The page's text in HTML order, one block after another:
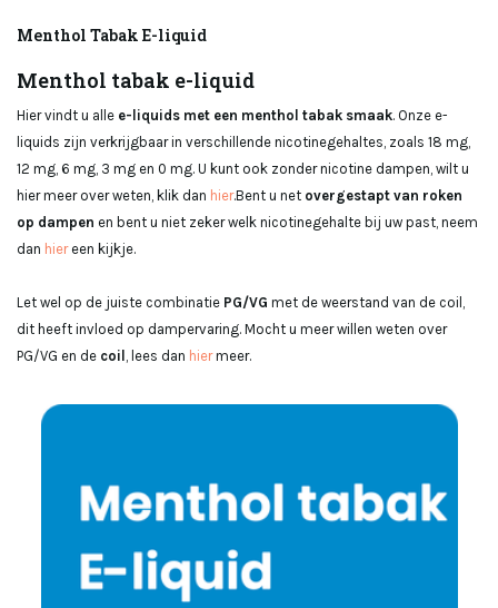
Menthol Tabak E-liquid
Menthol tabak e-liquid
Hier vindt u alle e-liquids met een menthol tabak smaak. Onze e-
liquids zijn verkrijgbaar in verschillende nicotinegehaltes, zoals 18 mg,
12 mg, 6 mg, 3 mg en 0 mg. U kunt ook zonder nicotine dampen, wilt u
hier meer over weten, klik dan hier.Bent u net overgestapt van roken
op dampen en bent u niet zeker welk nicotinegehalte bij uw past, neem
dan hiereen kijkje.
Let wel op de juiste combinatie PG/VG met de weerstand van de coil,
dit heeft invloed op dampervaring. Mocht u meer willen weten over
PG/VG en de coil , lees dan hiermeer.